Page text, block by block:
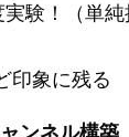
験！（単
印象に残る
ンネル構築